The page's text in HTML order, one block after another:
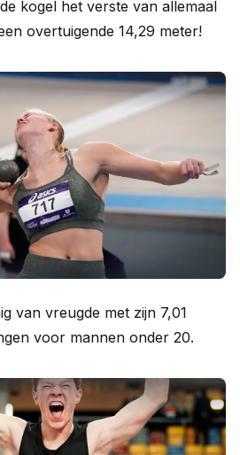
kogel het verste van allemaal
overtuigende 14,29 meter!
van vreugde met zijn 7,01
voor mannen onder 20.